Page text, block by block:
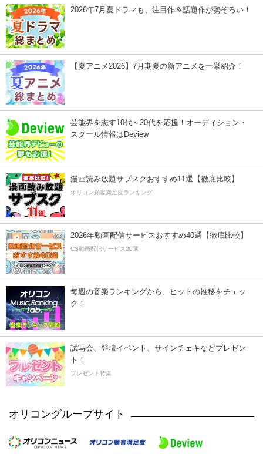
2026年7月夏ドラマも、注目作＆話題作が勢ぞろい！
【夏アニメ2026】7月期夏の新アニメを一挙紹介！
芸能界を志す10代～20代を応援！オーディション・
スクール情報はDeview
漫画読み放題サブスクおすすめ11選【徹底比較】
オリコン顧客満足度ランキング
2026年動画配信サービスおすすめ40選【徹底比較】
CS動画配信サービス20選
毎週の音楽ランキングから、ヒットの推移をチェッ
ク！
試写会、登壇イベント、サインチェキなどプレゼン
ト！
プレゼント特集
オリコングループサイト